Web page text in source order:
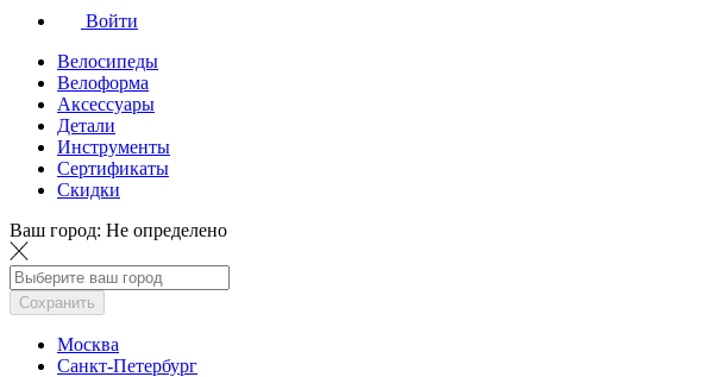
Войти
Велосипеды
Велоформа
Аксессуары
Детали
Инструменты
Сертификаты
Скидки
Ваш город: Не определено
Сохранить
Москва
Санкт-Петербург